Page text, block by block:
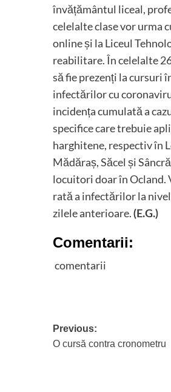
învățământul liceal,
celelalte clase vor urma
online și la Liceul
reabilitare. În celelalte
să fie prezenți la cursuri
infectărilor cu
incidența cumulată a
specifice care trebuie
harghitene, respectiv în
Mădăraș, Săcel și
locuitori doar în Ocland.
rată a infectărilor la
zilele anterioare. (E.G.)
Comentarii:
comentarii
Post
navigation
Previous:
O cursă contra cronometru